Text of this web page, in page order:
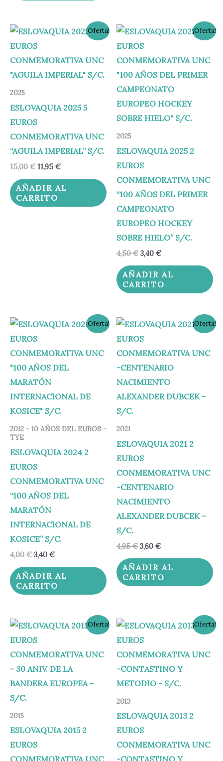
¡Oferta!
2025
ESLOVAQUIA 2025 5
EUROS
CONMEMORATIVA UNC
“AGUILA IMPERIAL” S/C.
15,00€
El
precio
original
era:
15,00 €.
11,95 €
El
precio
es:
11,95 €.
AÑADIR AL
CARRITO
¡Oferta!
2025
ESLOVAQUIA 2025 2
EUROS
CONMEMORATIVA UNC
“100 AÑOS DEL PRIMER
CAMPEONATO
EUROPEO HOCKEY
SOBRE HIELO” S/C.
4,50€
El
precio
original
era:
4,50 €.
3,40 €
El
precio
es:
3,40 €.
AÑADIR AL
CARRITO
¡Oferta!
2012 - 10 AÑOS DEL EUROS -
TYE
ESLOVAQUIA 2024 2
EUROS
CONMEMORATIVA UNC
“100 AÑOS DEL
MARATÓN
INTERNACIONAL DE
KOSICE” S/C.
4,00€
El
precio
original
era:
4,00 €.
3,40 €
El
precio
es:
3,40 €.
AÑADIR AL
CARRITO
¡Oferta!
2021
ESLOVAQUIA 2021 2
EUROS
CONMEMORATIVA UNC
-CENTENARIO
NACIMIENTO
ALEXANDER DUBCEK –
S/C.
4,95€
El
precio
original
era:
4,95 €.
3,60 €
El
precio
es:
3,60 €.
AÑADIR AL
CARRITO
¡Oferta!
2015
ESLOVAQUIA 2015 2
EUROS
El
precio
original
era:
4,95 €.
El
precio
es:
3,95 €.
¡Oferta!
2013
ESLOVAQUIA 2013 2
EUROS
CONMEMORATIVA UNC
El
precio
original
era:
5,95 €.
El
precio
es:
4,95 €.